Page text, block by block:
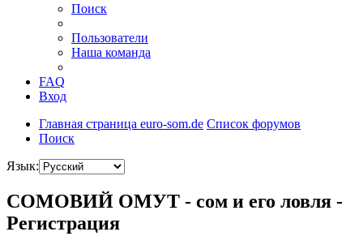
Поиск
Пользователи
Наша команда
FAQ
Вход
Главная страница euro-som.de Список форумов
Поиск
Язык:
СОМОВИЙ ОМУТ - сом и его ловля -
Регистрация